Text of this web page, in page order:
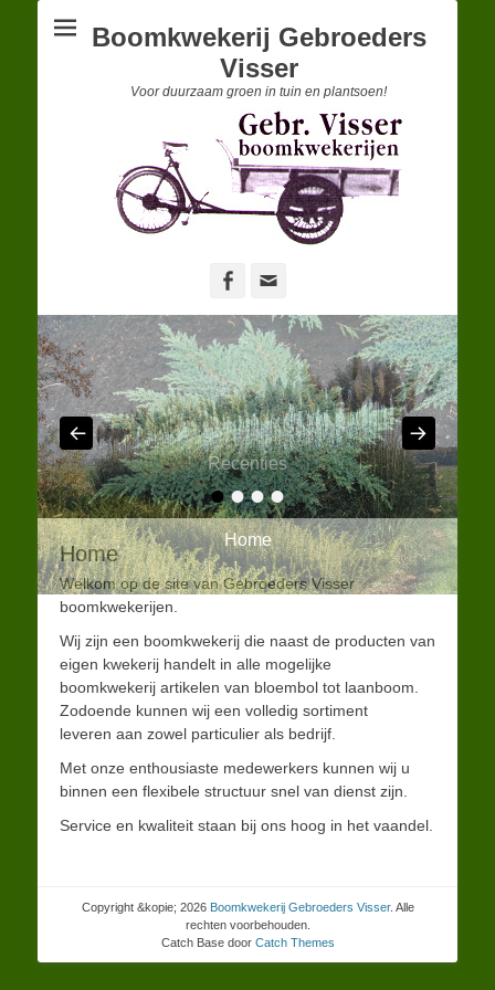
Boomkwekerij Gebroeders
Visser
Voor duurzaam groen in tuin en plantsoen!
Facebook
••••
Home
Gepost opdoorErwin
Recenties
Gepost opdoorErwin
Home
Welkom op de site van Gebroeders Visser
boomkwekerijen.
Wij zijn een boomkwekerij die naast de producten van
eigen kwekerij handelt in alle mogelijke
boomkwekerij artikelen van bloembol tot laanboom.
Zodoende kunnen wij een volledig sortiment
leveren aan zowel particulier als bedrijf.
Met onze enthousiaste medewerkers kunnen wij u
binnen een flexibele structuur snel van dienst zijn.
Service en kwaliteit staan bij ons hoog in het vaandel.
Copyright &kopie; 2026 Boomkwekerij Gebroeders Visser. Alle
rechten voorbehouden.
Catch Base door Catch Themes